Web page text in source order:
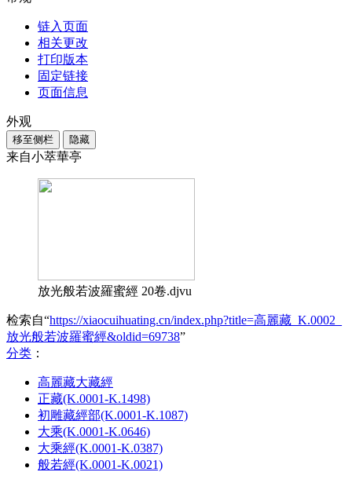
链入页面
相关更改
打印版本
固定链接
页面信息
外观
移至侧栏 隐藏
来自小萃華亭
放光般若波羅蜜經 20卷.djvu
检索自“https://xiaocuihuating.cn/index.php?title=高麗藏_K.0002_
放光般若波羅蜜經&oldid=69738”
分类 ：​
高麗藏大藏經
正藏(K.0001-K.1498)
初雕藏經部(K.0001-K.1087)
大乘(K.0001-K.0646)
大乘經(K.0001-K.0387)
般若經(K.0001-K.0021)